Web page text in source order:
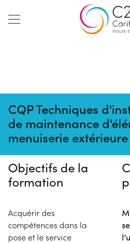
Aller
au
CQP Techniques
de maintenance
menuiserie extérieure
Pas de session
ce moment
Objectifs de la
formation
Acquérir des
compétences dans la
pose et le service